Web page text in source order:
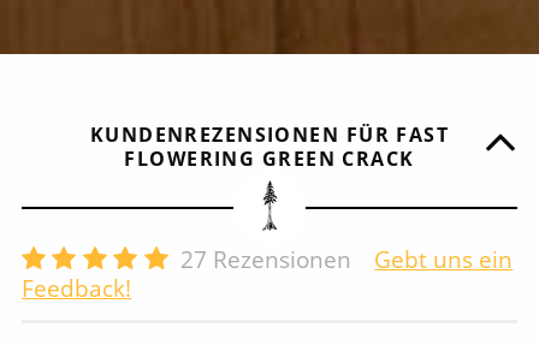
KUNDENREZENSIONEN FÜR FAST
FLOWERING GREEN CRACK
27 Rezensionen
Gebt uns ein
Feedback!